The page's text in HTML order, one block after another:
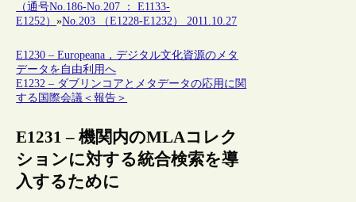
（通号No.186-No.207 ： E1133-
E1252）»No.203 （E1228-E1232） 2011.10.27
E1230 – Europeana，デジタル文化資源のメタ
データを自由利用へ
E1232 – ダブリンコアとメタデータの応用に関
する国際会議＜報告＞
E1231 – 機関内のMLAコレク
ションに対する統合検索を導
入するために